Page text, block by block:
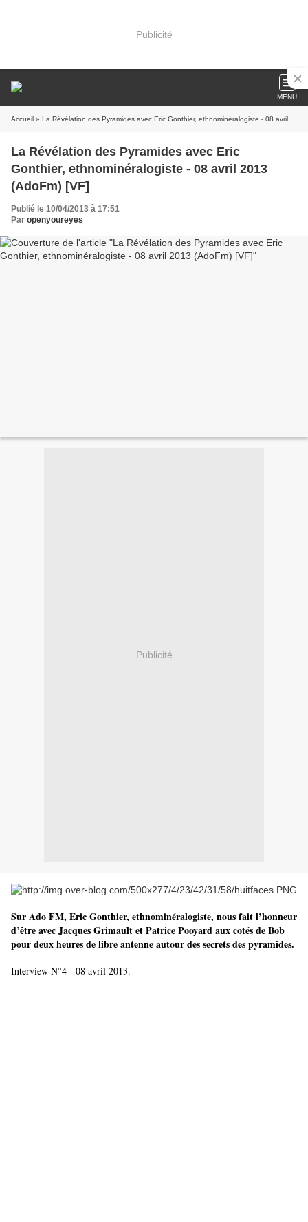
Publicité
MENU
Accueil » La Révélation des Pyramides avec Eric Gonthier, ethnominéralogiste - 08 avril 2013 (AdoFm) [VF]
La Révélation des Pyramides avec Eric
Gonthier, ethnominéralogiste - 08 avril 2013
(AdoFm) [VF]
Publié le 10/04/2013 à 17:51
Par openyoureyes
Publicité
Sur Ado FM, Eric Gonthier, ethnominéralogiste, nous fait l’honneur
d’être avec Jacques Grimault et Patrice Pooyard aux cotés de Bob
pour deux heures de libre antenne autour des secrets des pyramides.
Interview N°4 - 08 avril 2013.